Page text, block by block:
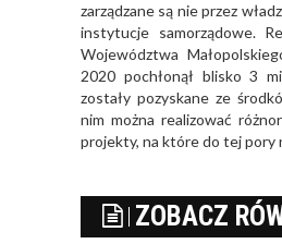
zarządzane są nie przez
instytucje samorządowe.
Województwa
2020 pochłonął blisko 3
zostały pozyskane ze
nim można realizować
projekty, na które do tej pory
ZOBACZ